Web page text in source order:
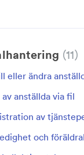
11
eller ändra
anställda via fil
av
och